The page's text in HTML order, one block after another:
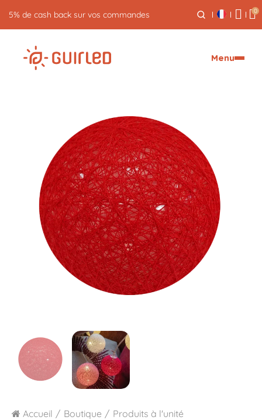
Retour gratuit pendant 30 jours 0
Menu
Accueil Boutique Produits à l'unité